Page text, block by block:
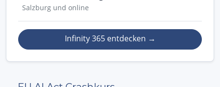
Salzburg und online
Infinity 365 entdecken →